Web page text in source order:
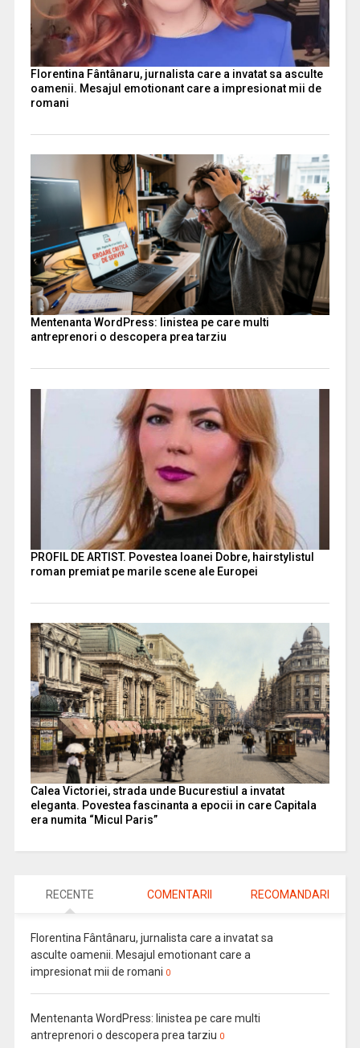
Florentina Fântânaru, jurnalista care a invatat sa asculte
oamenii. Mesajul emotionant care a impresionat mii de
romani
Mentenanta WordPress: linistea pe care multi
antreprenori o descopera prea tarziu
PROFIL DE ARTIST. Povestea Ioanei Dobre, hairstylistul
roman premiat pe marile scene ale Europei
Calea Victoriei, strada unde Bucurestiul a invatat
eleganta. Povestea fascinanta a epocii in care Capitala
era numita “Micul Paris”
RECENTE COMENTARII RECOMANDARI
Florentina Fântânaru, jurnalista care a invatat sa
asculte oamenii. Mesajul emotionant care a
impresionat mii de romani 0
Mentenanta WordPress: linistea pe care multi
antreprenori o descopera prea tarziu 0